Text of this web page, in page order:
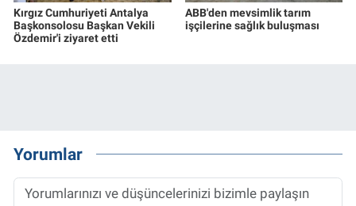
Kırgız Cumhuriyeti Antalya
Başkonsolosu Başkan Vekili
Özdemir'i ziyaret etti
ABB'den mevsimlik tarım
işçilerine sağlık buluşması
Yorumlar